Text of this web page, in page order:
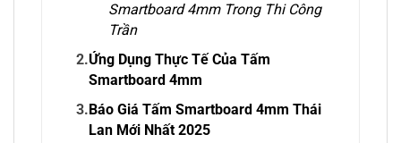
Smartboard 4mm Trong Thi Công
Trần
2.Ứng Dụng Thực Tế Của Tấm
Smartboard 4mm
3. Báo Giá Tấm Smartboard 4mm Thái
Lan Mới Nhất 2025